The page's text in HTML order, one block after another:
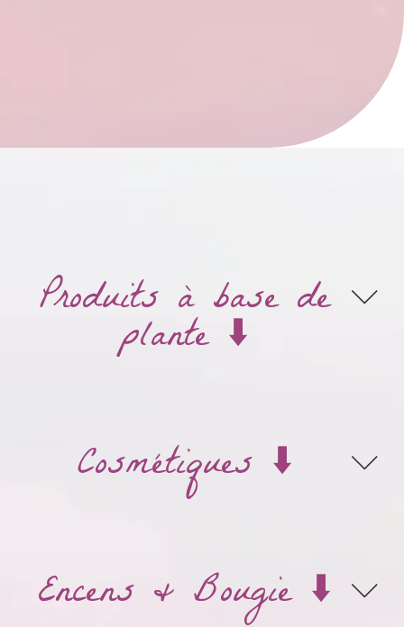
Produits à base de
plante ⬇️
Cosmétiques ⬇️
Encens & Bougie ⬇️